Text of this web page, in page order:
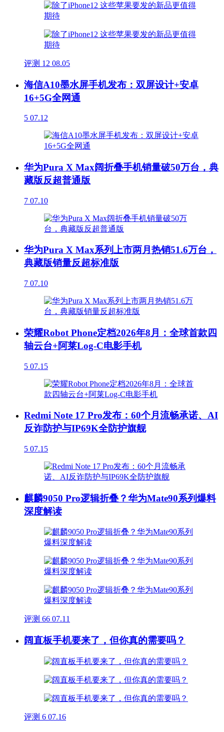
评测 12 08.05
海信A10墨水屏手机发布：双屏设计+安卓
16+5G全网通
5 07.12
华为Pura X Max阔折叠手机销量破50万台，典
藏版反超普通版
7 07.10
华为Pura X Max系列上市两月热销51.6万台，
典藏版销量反超标准版
7 07.10
荣耀Robot Phone定档2026年8月：全球首款四
轴云台+阿莱Log-C电影手机
5 07.15
Redmi Note 17 Pro发布：60个月流畅承诺、AI
反诈防护与IP69K全防护旗舰
5 07.15
麒麟9050 Pro逻辑折叠？华为Mate90系列爆料
深度解读
评测 66 07.11
阔直板手机要来了，但你真的需要吗？
评测 6 07.16